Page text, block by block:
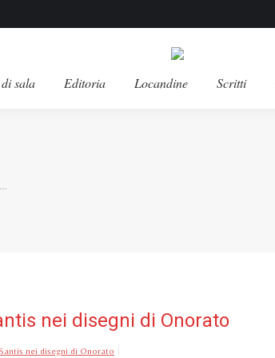
sala Editoria Locandine Scritti
nei disegni di Onorato
nei disegni di Onorato